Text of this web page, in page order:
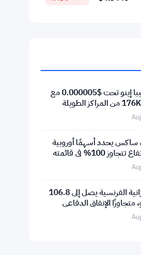
$592.37
▼ -1.25%
$73.1811
▼ -0.88%